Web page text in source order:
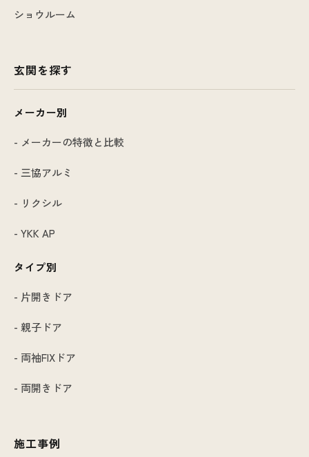
ショウルーム
玄関を探す
メーカー別
- メーカーの特徴と比較
- 三協アルミ
- リクシル
- YKK AP
タイプ別
- 片開きドア
- 親子ドア
- 両袖FIXドア
- 両開きドア
施工事例